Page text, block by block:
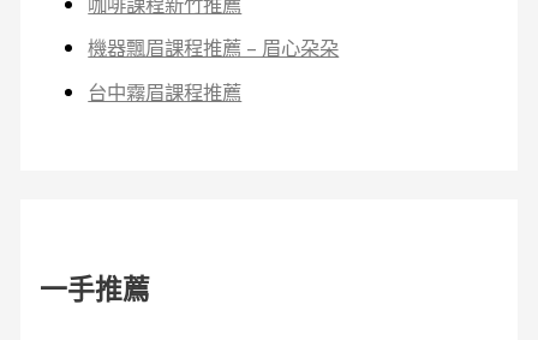
機器飄眉課程推薦 – 眉心朶朶
台中霧眉課程推薦
一手推薦